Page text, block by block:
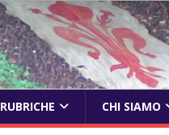
RUBRICHE CHI SIAMO